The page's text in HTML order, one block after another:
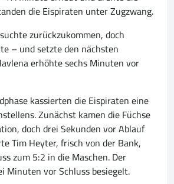
die Eispiraten unter Zugzwang.
zurückzukommen, doch
– und setzte den nächsten
erhöhte sechs Minuten vor
kassierten die Eispiraten eine
Zunächst kamen die Füchse
doch drei Sekunden vor Ablauf
Tim Heyter, frisch von der Bank,
zum 5:2 in die Maschen. Der
Minuten vor Schluss besiegelt.